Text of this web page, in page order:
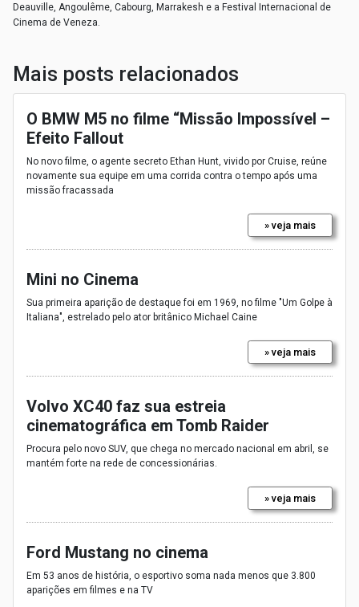
Deauville, Angoulême, Cabourg, Marrakesh e a Festival Internacional de
Cinema de Veneza.
Mais posts relacionados
O BMW M5 no filme “Missão Impossível –
Efeito Fallout
No novo filme, o agente secreto Ethan Hunt, vivido por Cruise, reúne
novamente sua equipe em uma corrida contra o tempo após uma
missão fracassada
» veja mais
Mini no Cinema
Sua primeira aparição de destaque foi em 1969, no filme "Um Golpe à
Italiana", estrelado pelo ator britânico Michael Caine
» veja mais
Volvo XC40 faz sua estreia
cinematográfica em Tomb Raider
Procura pelo novo SUV, que chega no mercado nacional em abril, se
mantém forte na rede de concessionárias.
» veja mais
Ford Mustang no cinema
Em 53 anos de história, o esportivo soma nada menos que 3.800
aparições em filmes e na TV